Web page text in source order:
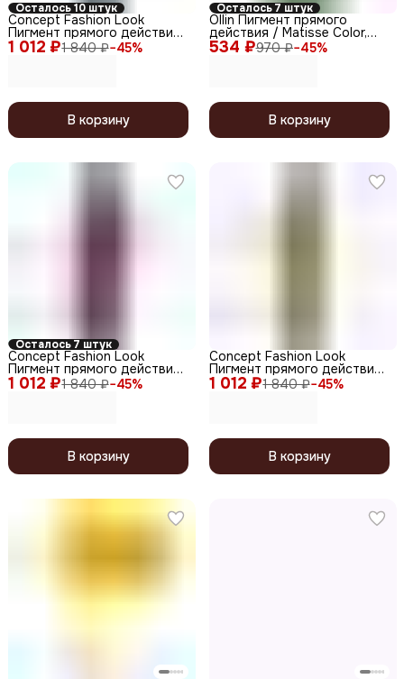
Осталось 10 штук
1 012 ₽1 840 ₽−45%
Concept Fashion Look
Пигмент прямого действия
/ Blue, синий, 250 мл
В корзину
Осталось 7 штук
534 ₽970 ₽−45%
Ollin Пигмент прямого
действия / Matisse Сolor,
зеленый, 100 мл
В корзину
Осталось 7 штук
1 012 ₽1 840 ₽−45%
Concept Fashion Look
Пигмент прямого действия
/ Fuchsia, фуксия, 250 мл
В корзину
1 012 ₽1 840 ₽−45%
Concept Fashion Look
Пигмент прямого действия
/ Lemon, лимонный, 250 мл
В корзину